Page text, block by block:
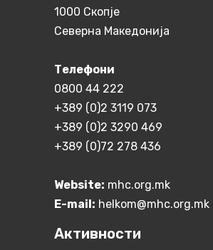
1000 Скопје
Северна Македонија
Телефони
0800 44 222
+389 (0)2 3119 073
+389 (0)2 3290 469
+389 (0)72 278 436
Website: mhc.org.mk
E-mail: helkom@mhc.org.mk
Активности